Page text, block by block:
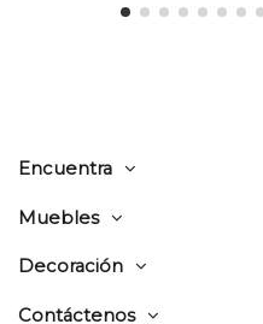
Encuentra
Muebles
Decoración
Contáctenos